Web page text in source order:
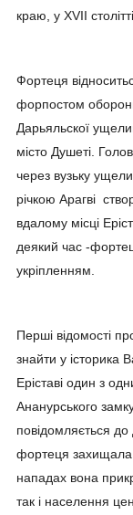
краю, у XVII столітті.
Фортеця
форпостом
Дарьяльскої
місто Душеті.
через вузьку
річкою Арагві
вдалому місці
деякий час -
укріпленням.
Перші відомості
знайти у історика
Еріставі один з
Ананурського
повідомляється
фортеця захищала
нападах вона
так і населення